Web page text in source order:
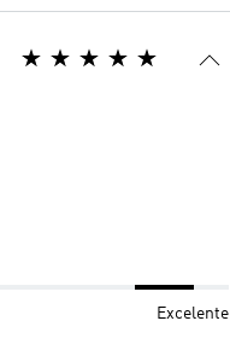
Excelente